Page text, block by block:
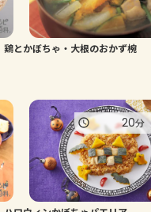
鶏とかぼちゃ・大根のおかず椀
20分